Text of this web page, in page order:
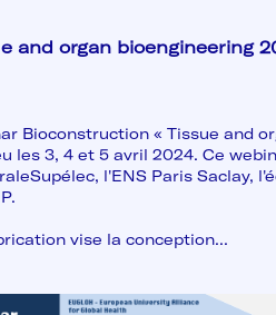
and organ bioengineering
Bioconstruction « Tissue and
les 3, 4 et 5 avril 2024. Ce
l'ENS Paris Saclay,
vise la conception...